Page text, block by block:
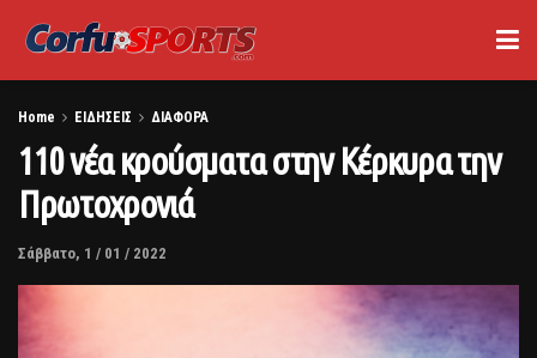
Home ΕΙΔΗΣΕΙΣ ΔΙΑΦΟΡΑ
110 νέα κρούσματα στην Κέρκυρα την
Πρωτοχρονιά
Σάββατο, 1 / 01 / 2022